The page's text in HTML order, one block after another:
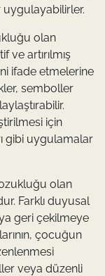
uygulayabilirler.
olan
ve artırılmış
ifade etmelerine
semboller
için
gibi uygulamalar
olan
Farklı duyusal
geri çekilmeye
çocuğun
veya düzenli